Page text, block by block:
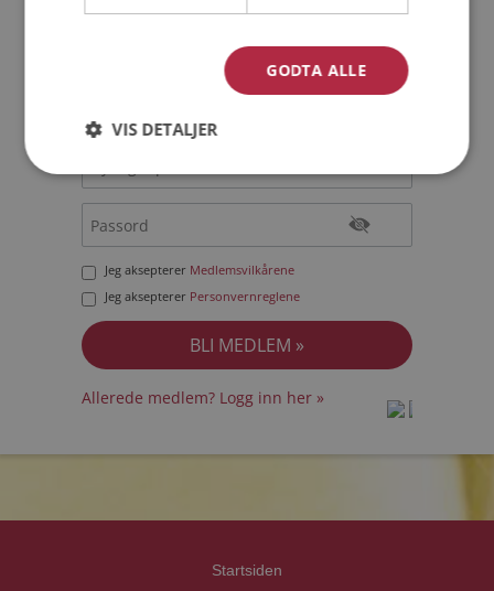
Jeg aksepterer Medlemsvilkårene
Jeg aksepterer Personvernreglene
Allerede medlem? Logg inn her »
Startsiden
GODTA ALLE
VIS DETALJER